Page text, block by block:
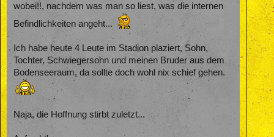
wobei!!, nachdem was man so liest, was die internen
Befindlichkeiten angeht...
Ich habe heute 4 Leute im Stadion plaziert, Sohn,
Tochter, Schwiegersohn und meinen Bruder aus dem
Bodenseeraum, da sollte doch wohl nix schief gehen.
Naja, die Hoffnung stirbt zuletzt...